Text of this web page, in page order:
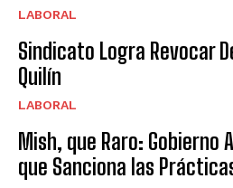
LABORAL
Sindicato Logra Revocar
Quilín
LABORAL
Mish, que Raro: Gobierno
que Sanciona las